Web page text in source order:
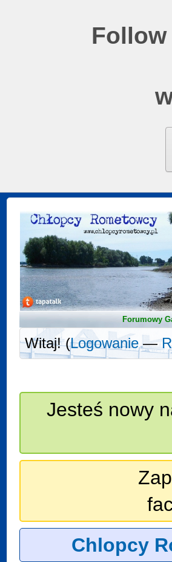
Forumowy
Witaj! (Logowanie—
Jesteś nowy
Chlopcy